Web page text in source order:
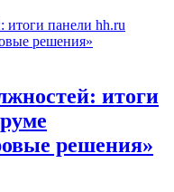
итоги
решения»